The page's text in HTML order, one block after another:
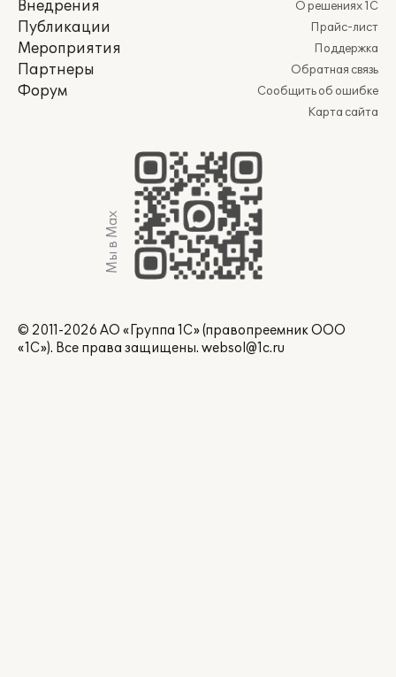
Внедрения
Публикации
Мероприятия
Партнеры
Форум
О решениях 1С
Прайс-лист
Поддержка
Обратная связь
Сообщить об ошибке
Карта сайта
Мы в Max
© 2011-2026 АО «Группа 1С» (правопреемник ООО
«1С»). Все права защищены. websol@1c.ru